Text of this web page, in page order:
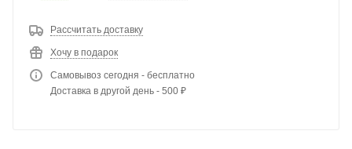
Рассчитать доставку
Хочу в подарок
Самовывоз сегодня - бесплатно
Доставка в другой день - 500 ₽